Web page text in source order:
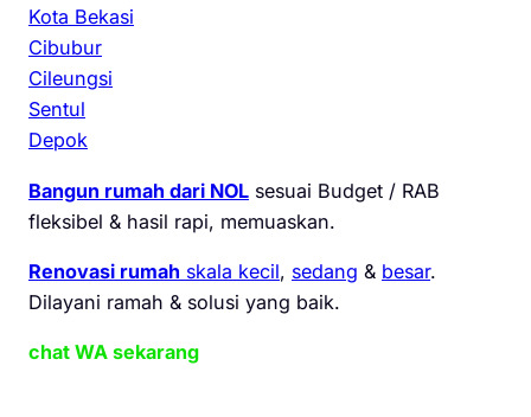
Kota Bekasi
Cibubur
Cileungsi
Sentul
Depok
Bangun rumah dari NOL sesuai Budget / RAB
fleksibel & hasil rapi, memuaskan.
Renovasi rumah skala kecil, sedang & besar.
Dilayani ramah & solusi yang baik.
chat WA sekarang